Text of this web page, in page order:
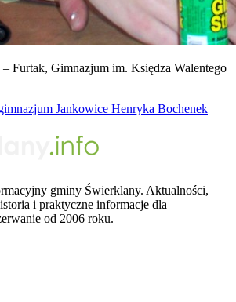
Furtak, Gimnazjum im. Księdza Walentego
Jankowice Henryka Bochenek
gminy Świerklany. Aktualności,
i praktyczne informacje dla
od 2006 roku.